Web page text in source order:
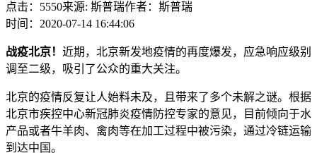
点击：5550来源: 斯普瑞作者：斯普瑞
时间：2020-07-14 16:44:06
战疫北京！ 近期，北京新发地疫情的再度爆发，应急响应级别
调至二级，吸引了公众的重大关注。
北京的疫情反复让人始料未及，且带来了多个未解之谜。根据
北京市疾控中心新冠肺炎疫情防控专家的意见，目前倾向于水
产品或者牛羊肉、禽肉等在加工过程中被污染，通过冷链运输
到达中国。